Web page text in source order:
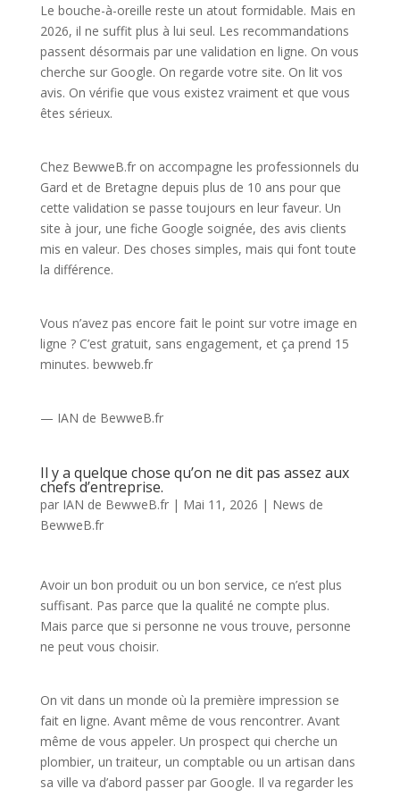
Le bouche-à-oreille reste un atout formidable. Mais en
2026, il ne suffit plus à lui seul. Les recommandations
passent désormais par une validation en ligne. On vous
cherche sur Google. On regarde votre site. On lit vos
avis. On vérifie que vous existez vraiment et que vous
êtes sérieux.
Chez BewweB.fr on accompagne les professionnels du
Gard et de Bretagne depuis plus de 10 ans pour que
cette validation se passe toujours en leur faveur. Un
site à jour, une fiche Google soignée, des avis clients
mis en valeur. Des choses simples, mais qui font toute
la différence.
Vous n’avez pas encore fait le point sur votre image en
ligne ? C’est gratuit, sans engagement, et ça prend 15
minutes. bewweb.fr
— IAN de BewweB.fr
Il y a quelque chose qu’on ne dit pas assez aux
chefs d’entreprise.
par IAN de BewweB.fr| Mai 11, 2026 | News de
BewweB.fr
Avoir un bon produit ou un bon service, ce n’est plus
suffisant. Pas parce que la qualité ne compte plus.
Mais parce que si personne ne vous trouve, personne
ne peut vous choisir.
On vit dans un monde où la première impression se
fait en ligne. Avant même de vous rencontrer. Avant
même de vous appeler. Un prospect qui cherche un
plombier, un traiteur, un comptable ou un artisan dans
sa ville va d’abord passer par Google. Il va regarder les